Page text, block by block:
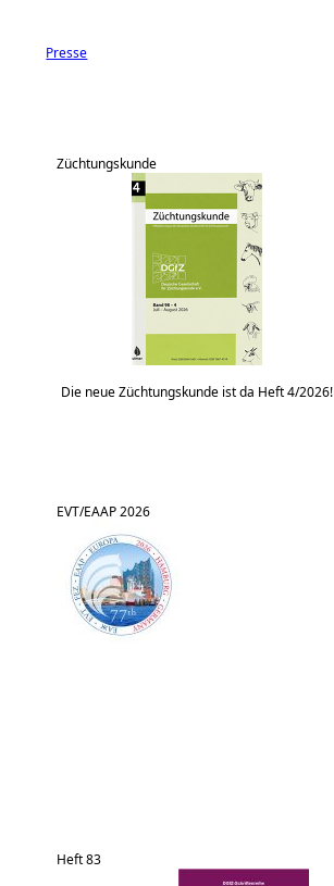
Presse
Züchtungskunde
Die neue Züchtungskunde ist da Heft 4/2026!
EVT/EAAP 2026
Heft 83